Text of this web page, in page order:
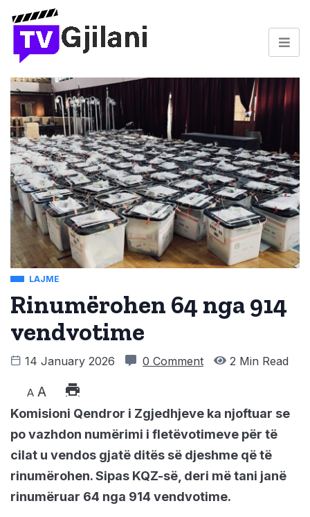
LAJME
Rinumërohen 64 nga 914
vendvotime
14 January 2026 0 Comment 2 Min Read
A A
Komisioni Qendror i Zgjedhjeve ka njoftuar se
po vazhdon numërimi i fletëvotimeve për të
cilat u vendos gjatë ditës së djeshme që të
rinumërohen. Sipas KQZ-së, deri më tani janë
rinumëruar 64 nga 914 vendvotime.